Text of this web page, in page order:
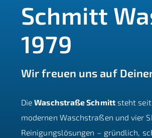
Schmitt
1979
Wir freuen uns auf
DieWaschstraße Schmittsteht seit
modernen Waschstraßen und vier
Reinigungslösungen – gründlich,